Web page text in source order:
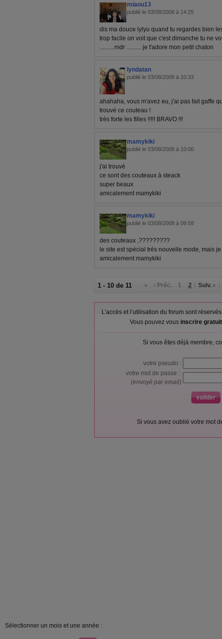
miaou13
publié le 03/08/2008 à 14:25
dis ma douce lylyu quand tu regardes bien
trop facile on voit que c'est dimanche tu ne
..........mdr .......... je t'adore mon petit chaton
lyndatan
publié le 03/08/2008 à 10:33
ahahaha, vous m'avez eu, j'ai pas fait gaffe
trouvé ce couteau !
très forte les filles !!!!! BRAVO !!!
mamykiki
publié le 03/08/2008 à 10:00
j'ai trouvé
ce sont des couteaux à steack
super beaux
amicalement mamykiki
mamykiki
publié le 03/08/2008 à 09:58
des couteaux ,?????????
le site est spécial trés nouvelle mode, mais
amicalement mamykiki
1 - 10 de 11 « ‹ Préc. 1 2 Suiv. ›
L’accès et l’utilisation du forum sont
Vous pouvez vous inscrire
Si vous êtes déjà membre,
votre pseudo :
votre mot de passe :
(envoyé par email)
Si vous avez oublié votre mot
Sélectionner un mois et une année :